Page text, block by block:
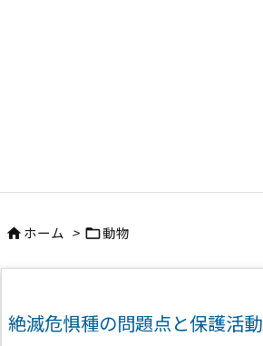
 ホーム > 動物
絶滅危惧種の問題点と保護活動